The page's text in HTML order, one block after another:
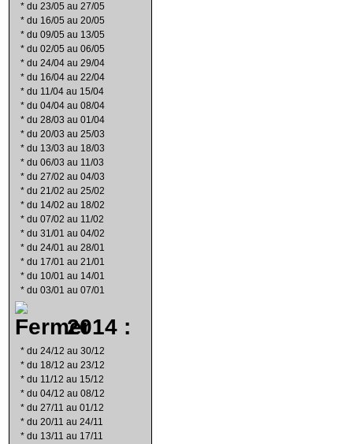
* du 23/05 au 27/05
* du 16/05 au 20/05
* du 09/05 au 13/05
* du 02/05 au 06/05
* du 24/04 au 29/04
* du 16/04 au 22/04
* du 11/04 au 15/04
* du 04/04 au 08/04
* du 28/03 au 01/04
* du 20/03 au 25/03
* du 13/03 au 18/03
* du 06/03 au 11/03
* du 27/02 au 04/03
* du 21/02 au 25/02
* du 14/02 au 18/02
* du 07/02 au 11/02
* du 31/01 au 04/02
* du 24/01 au 28/01
* du 17/01 au 21/01
* du 10/01 au 14/01
* du 03/01 au 07/01
2014 :
* du 24/12 au 30/12
* du 18/12 au 23/12
* du 11/12 au 15/12
* du 04/12 au 08/12
* du 27/11 au 01/12
* du 20/11 au 24/11
* du 13/11 au 17/11